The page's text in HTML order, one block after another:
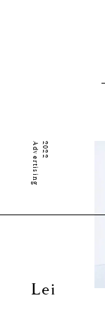
Lei
2022
Advertising